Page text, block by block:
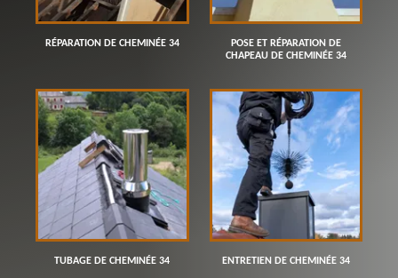
RÉPARATION DE CHEMINÉE 34
POSE ET RÉPARATION DE
CHAPEAU DE CHEMINÉE 34
TUBAGE DE CHEMINÉE 34 ENTRETIEN DE CHEMINÉE 34